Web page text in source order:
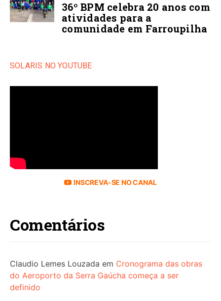
36º BPM celebra 20 anos com
atividades para a
comunidade em Farroupilha
SOLARIS NO YOUTUBE
INSCREVA-SE NO CANAL
Comentários
Claudio Lemes Louzada em Cronograma das obras
do Aeroporto da Serra Gaúcha começa a ser
definido